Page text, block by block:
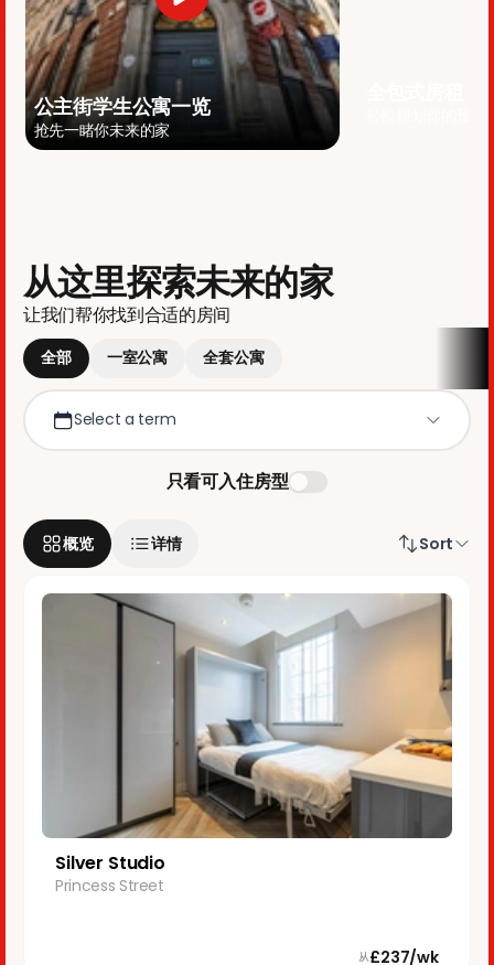
公主街学生公寓一览
抢先一睹你未来的家
从这里探索未来的家
让我们帮你找到合适的房间
全部 一室公寓 全套公寓
Select a term
只看可入住房型
概览 详情 Sort
Silver Studio
Princess Street
从£237/wk